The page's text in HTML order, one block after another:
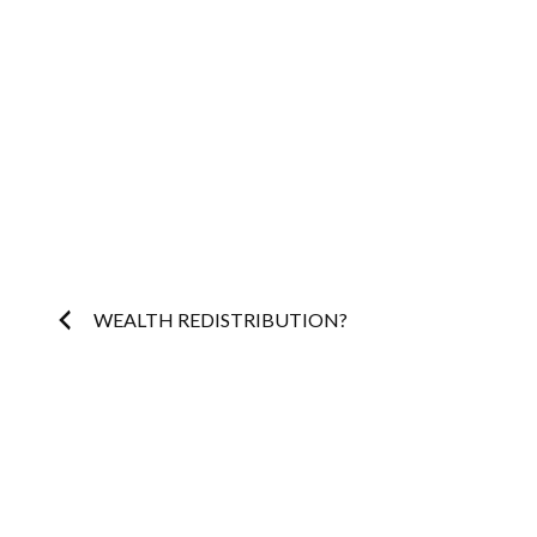
Post
WEALTH REDISTRIBUTION?